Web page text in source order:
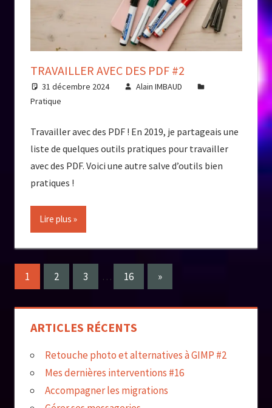
TRAVAILLER AVEC DES PDF #2
31 décembre 2024
Alain IMBAUD
Pratique
Travailler avec des PDF ! En 2019, je partageais une
liste de quelques outils pratiques pour travailler
avec des PDF. Voici une autre salve d’outils bien
pratiques !
Lire plus
Pagination
publications
1 2 3 … 16
Next
Posts
»
ARTICLES RÉCENTS
Retouche photo et alternatives à GIMP #2
Mes dernières interventions #16
Accompagner les migrations